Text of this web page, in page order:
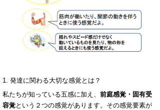
1. 発達に関わる大切な感覚とは？
私たちが知っている五感に加え、 前庭感覚・固有受
容覚という２つの感覚があります。その感覚要素が